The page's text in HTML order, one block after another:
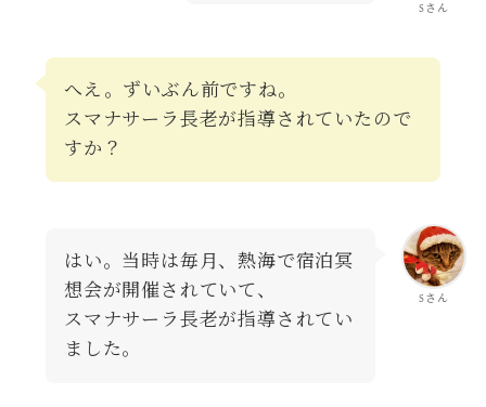
Sさん
へえ。ずいぶん前ですね。
スマナサーラ長老が指導されていたので
すか？
Sさん
はい。当時は毎月、熱海で宿泊冥
想会が開催されていて、
スマナサーラ長老が指導されてい
ました。